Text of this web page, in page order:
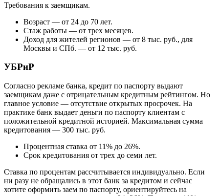
Требования к заемщикам.
Возраст — от 24 до 70 лет.
Стаж работы — от трех месяцев.
Доход для жителей регионов — от 8 тыс. руб., для
Москвы и СПб. — от 12 тыс. руб.
УБРиР
Согласно рекламе банка, кредит по паспорту выдают
заемщикам даже с отрицательным кредитным рейтингом. Но
главное условие — отсутствие открытых просрочек. На
практике банк выдает деньги по паспорту клиентам с
положительной кредитной историей. Максимальная сумма
кредитования — 300 тыс. руб.
Процентная ставка от 11% до 26%.
Срок кредитования от трех до семи лет.
Ставка по процентам рассчитывается индивидуально. Если
ни разу не обращались в этот банк за кредитом и сейчас
хотите оформить заем по паспорту, ориентируйтесь на